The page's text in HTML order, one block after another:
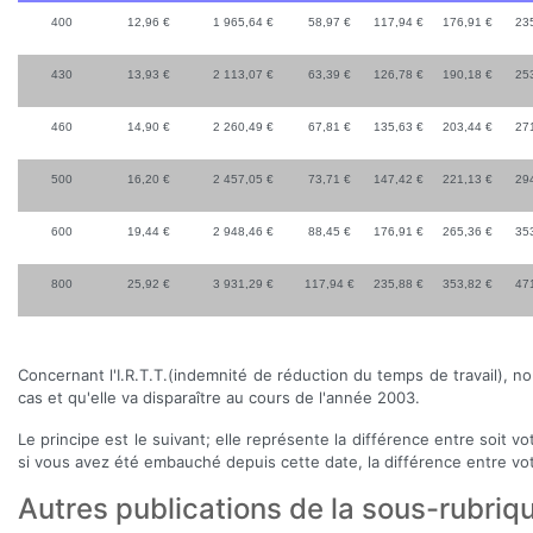
400 12,96 € 1 965,64 € 58,97 € 117,94 € 176,91 €
430 13,93 € 2 113,07 € 63,39 € 126,78 € 190,18 €
460 14,90 € 2 260,49 € 67,81 € 135,63 € 203,44 €
500 16,20 € 2 457,05 € 73,71 € 147,42 € 221,13 €
600 19,44 € 2 948,46 € 88,45 € 176,91 € 265,36 €
800 25,92 € 3 931,29 € 117,94 € 235,88 € 353,82 €
Concernant l'I.R.T.T.(indemnité de réduction du temps de travail),
cas et qu'elle va disparaître au cours de l'année 2003.
Le principe est le suivant; elle représente la différence entre soit
si vous avez été embauché depuis cette date, la différence entre
Autres publications de la sous-